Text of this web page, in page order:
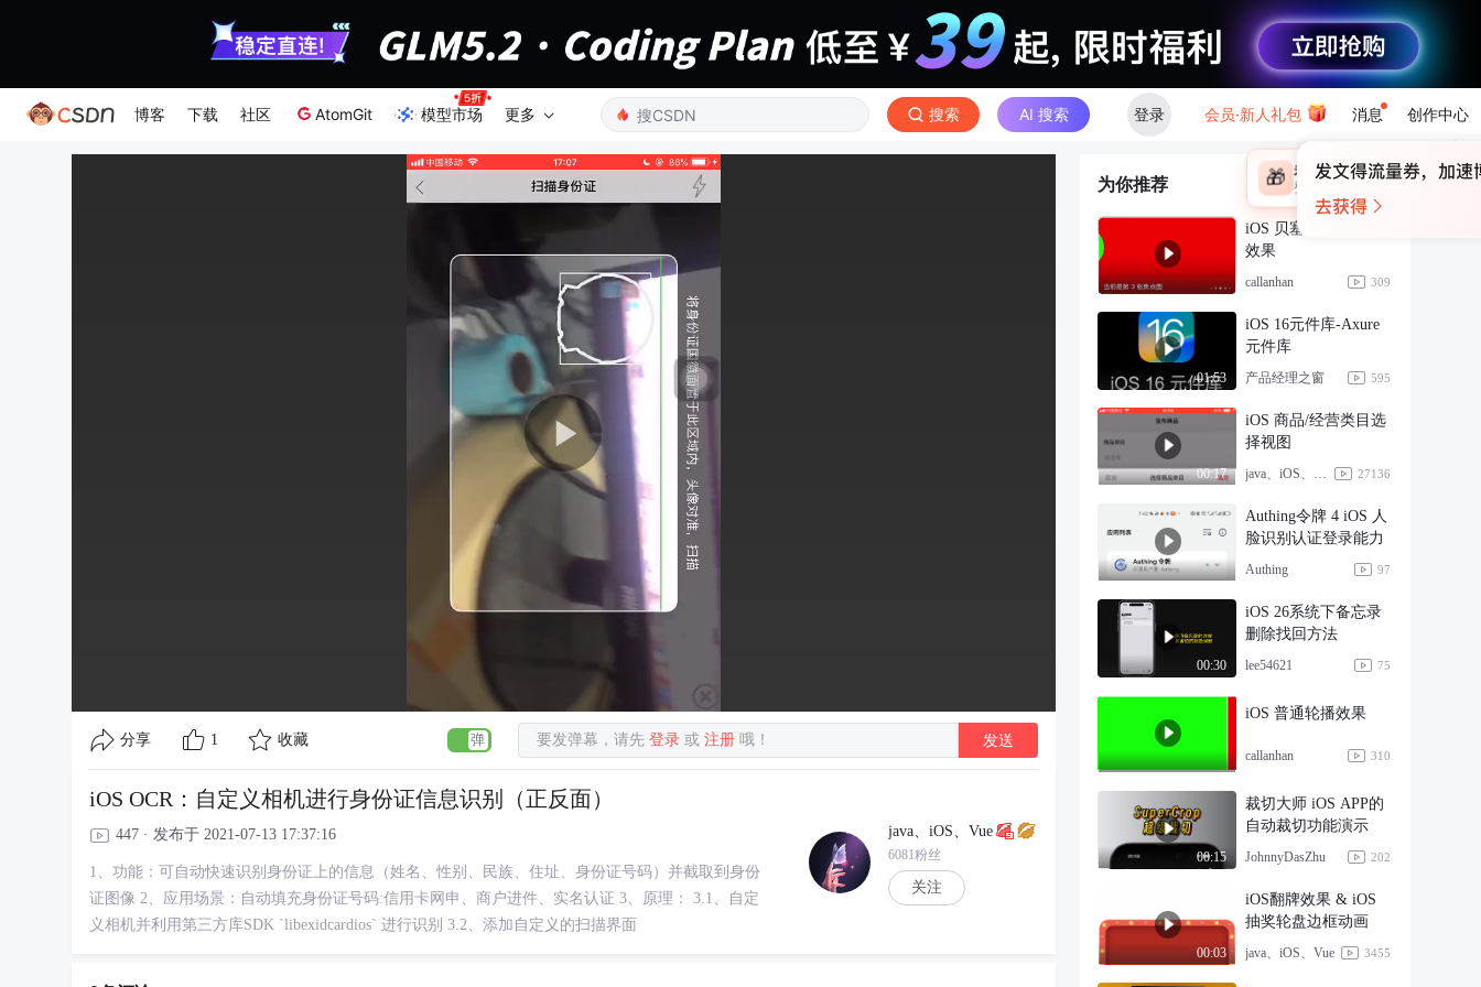
博客 下载 社区 AtomGit 模型市场 更多 搜索 AI 搜索 登录 会员·新人礼包 消息 创作中心
×
🎁 未登录
登录领取最高
分享 1 收藏 要发弹幕，请先登录 或注册 哦！ 发送
iOS OCR：自定义相机进行身份证信息识别（正反面）
447 · 发布于 2021-07-13 17:37:16
1、功能：可自动快速识别身份证上的信息（姓名、性别、民族、住址、身份证号码）并截取到身份
证图像 2、应用场景：自动填充身份证号码:信用卡网申、商户进件、实名认证 3、原理： 3.1、自定
义相机并利用第三方库SDK `libexidcardios` 进行识别 3.2、添加自定义的扫描界面
java、iOS、Vue
6081粉丝
关注
为你推荐
iOS 贝塞尔曲线裁剪
效果
callanhan 309
01:53
iOS 16元件库-Axure
元件库
产品经理之窗 595
00:17
iOS 商品/经营类目选
择视图
27136
Authing令牌 4 iOS 人
脸识别认证登录能力
Authing 97
00:30
iOS 26系统下备忘录
删除找回方法
lee54621 75
iOS 普通轮播效果
callanhan 310
00:15
裁切大师 iOS APP的
自动裁切功能演示
JohnnyDasZhu 202
00:03
iOS翻牌效果 & iOS
抽奖轮盘边框动画
java、iOS、Vue 3455